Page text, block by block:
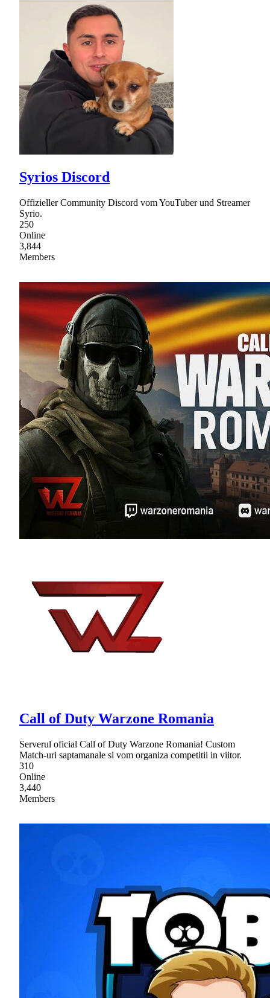
Syrios Discord
Offizieller Community Discord vom YouTuber und Streamer
Syrio.
250
Online
3,844
Members
Call of Duty Warzone Romania
Serverul oficial Call of Duty Warzone Romania! Custom
Match-uri saptamanale si vom organiza competitii in viitor.
310
Online
3,440
Members